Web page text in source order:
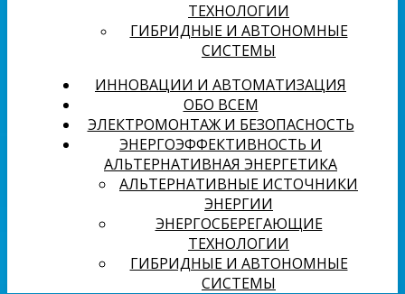
ТЕХНОЛОГИИ
ГИБРИДНЫЕ И АВТОНОМНЫЕ
СИСТЕМЫ
ИННОВАЦИИ И АВТОМАТИЗАЦИЯ
ОБО ВСЕМ
ЭЛЕКТРОМОНТАЖ И БЕЗОПАСНОСТЬ
ЭНЕРГОЭФФЕКТИВНОСТЬ И
АЛЬТЕРНАТИВНАЯ ЭНЕРГЕТИКА
АЛЬТЕРНАТИВНЫЕ ИСТОЧНИКИ
ЭНЕРГИИ
ЭНЕРГОСБЕРЕГАЮЩИЕ
ТЕХНОЛОГИИ
ГИБРИДНЫЕ И АВТОНОМНЫЕ
СИСТЕМЫ